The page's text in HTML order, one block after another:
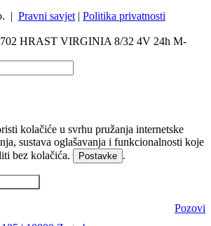
| Pravni savjet | Politika privatnosti
kolačiće u svrhu pružanja internetske
sustava oglašavanja i funkcionalnosti koje
bez kolačića.
Postavke .
Pozovi